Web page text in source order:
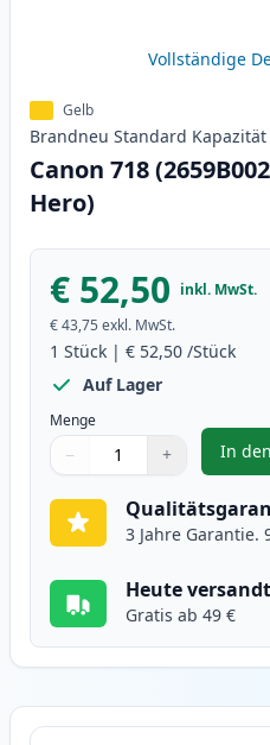
Vollständige
Gelb
Brandneu Standard Kapazität
Canon 718
Hero)
€ 52,50 inkl. MwSt.
€ 43,75 exkl. MwSt.
1 Stück | € 52,50 /Stück
Auf Lager
Menge
Verwenden Sie die Tasten,
− +
1
In ,
3 Jahre Garantie.
Heute versandt
Gratis ab 49 €